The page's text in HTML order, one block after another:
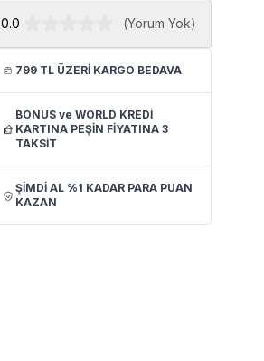
OrionLed
OrionLed
Akvaryum Led
3000K
0.0 (Yorum Yok)
799 TL ÜZERİ KARGO BEDAVA
BONUS ve WORLD KREDİ
KARTINA PEŞİN FİYATINA 3
TAKSİT
ŞİMDİ AL %1 KADAR PARA PUAN
KAZAN